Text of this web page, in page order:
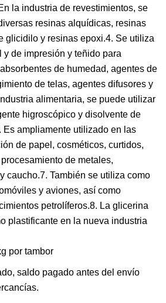
la industria de revestimientos, se
resinas alquídicas, resinas
glicidilo y resinas epoxi.4. Se utiliza
y de impresión y teñido para
de humedad, agentes de
de telas, agentes difusores y
alimentaria, se puede utilizar
higroscópico y disolvente de
Es ampliamente utilizado en las
de papel, cosméticos, curtidos,
de metales,
caucho.7. También se utiliza como
y aviones, así como
petrolíferos.8. La glicerina
plastificante en la nueva industria
por tambor
saldo pagado antes del envío